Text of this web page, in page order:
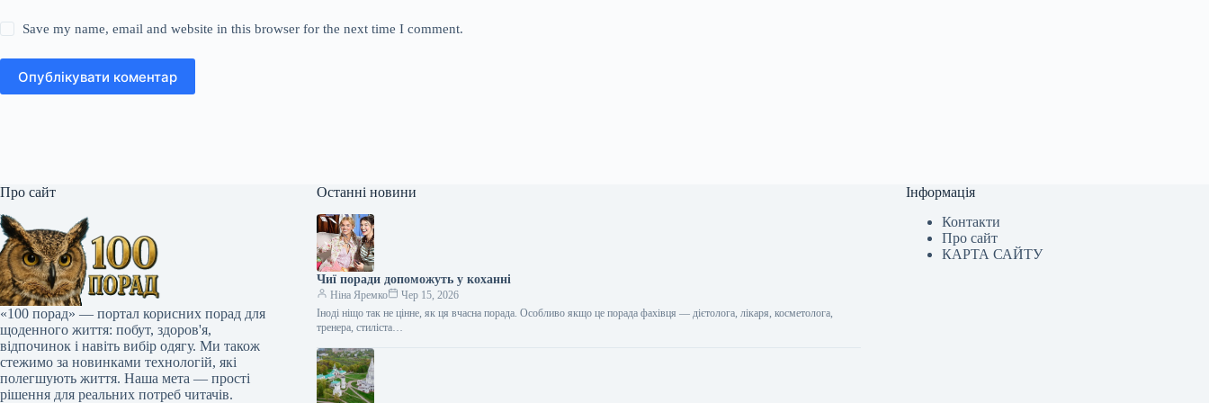
Save my name, email and website in this browser for the next time I comment.
Опублікувати коментар
Про сайт
«100 порад» — портал корисних порад для
щоденного життя: побут, здоров'я,
відпочинок і навіть вибір одягу. Ми також
стежимо за новинками технологій, які
полегшують життя. Наша мета — прості
рішення для реальних потреб читачів.
Останні новини
Чиї поради допоможуть у коханні
Ніна Яремко
Чер 15, 2026
Іноді ніщо так не цінне, як ця вчасна порада. Особливо якщо це порада фахівця — дієтолога, лікаря, косметолога,
тренера, стиліста…
Інформація
Контакти
Про сайт
КАРТА САЙТУ